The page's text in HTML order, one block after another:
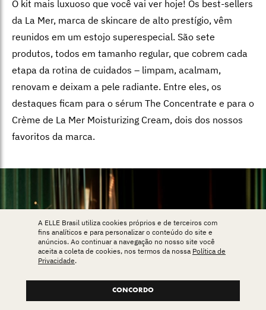
O kit mais luxuoso que você vai ver hoje! Os best-sellers
da La Mer, marca de skincare de alto prestígio, vêm
reunidos em um estojo superespecial. São sete
produtos, todos em tamanho regular, que cobrem cada
etapa da rotina de cuidados – limpam, acalmam,
renovam e deixam a pele radiante. Entre eles, os
destaques ficam para o sérum The Concentrate e para o
Crème de La Mer Moisturizing Cream, dois dos nossos
favoritos da marca.
A ELLE Brasil utiliza cookies próprios e de terceiros com
fins analíticos e para personalizar o conteúdo do site e
anúncios. Ao continuar a navegação no nosso site você
aceita a coleta de cookies, nos termos da nossa Política de
Privacidade.
CONCORDO